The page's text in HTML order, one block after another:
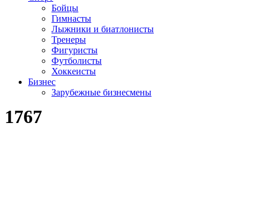
Бойцы
Гимнасты
Лыжники и биатлонисты
Тренеры
Фигуристы
Футболисты
Хоккеисты
Бизнес
Зарубежные бизнесмены
1767